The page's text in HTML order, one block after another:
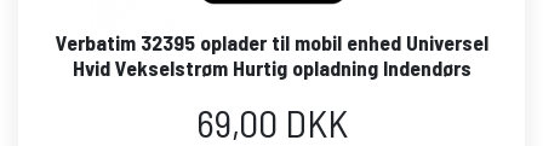
Verbatim 32395 oplader til mobil enhed Universel
Hvid Vekselstrøm Hurtig opladning Indendørs
69,00 DKK